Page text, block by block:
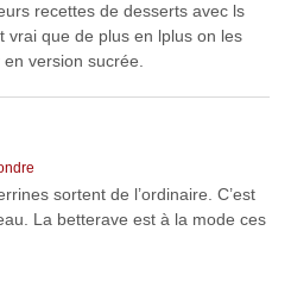
recettes de desserts avec ls
vrai que de plus en lplus on les
version sucrée.
sortent de l’ordinaire. C’est
La betterave est à la mode ces